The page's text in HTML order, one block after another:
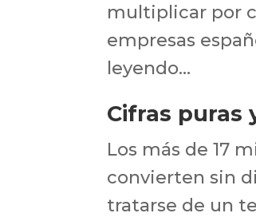
multiplicar por
empresas
leyendo…
Cifras puras
Los más de 17
convierten sin
tratarse de un